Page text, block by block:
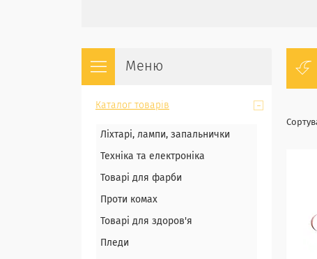
Каталог товарів
Ліхтарі, лампи, запальнички
Техніка та електроніка
Товарі для фарби
Проти комах
Товарі для здоров'я
Пледи